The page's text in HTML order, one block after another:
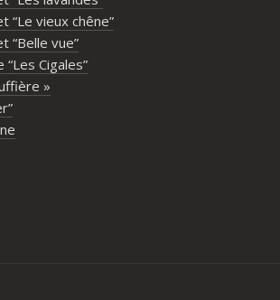
merci également aux
pour leur disponibilité, leur
leur gentillesse tout au long de
Nous avons été très bien
avant le week-end avec de
conseils utiles, aussi bien pour
que pour l’organisation
données sur place
“Le vieux chêne”
“Belle vue”
Cigales”
»